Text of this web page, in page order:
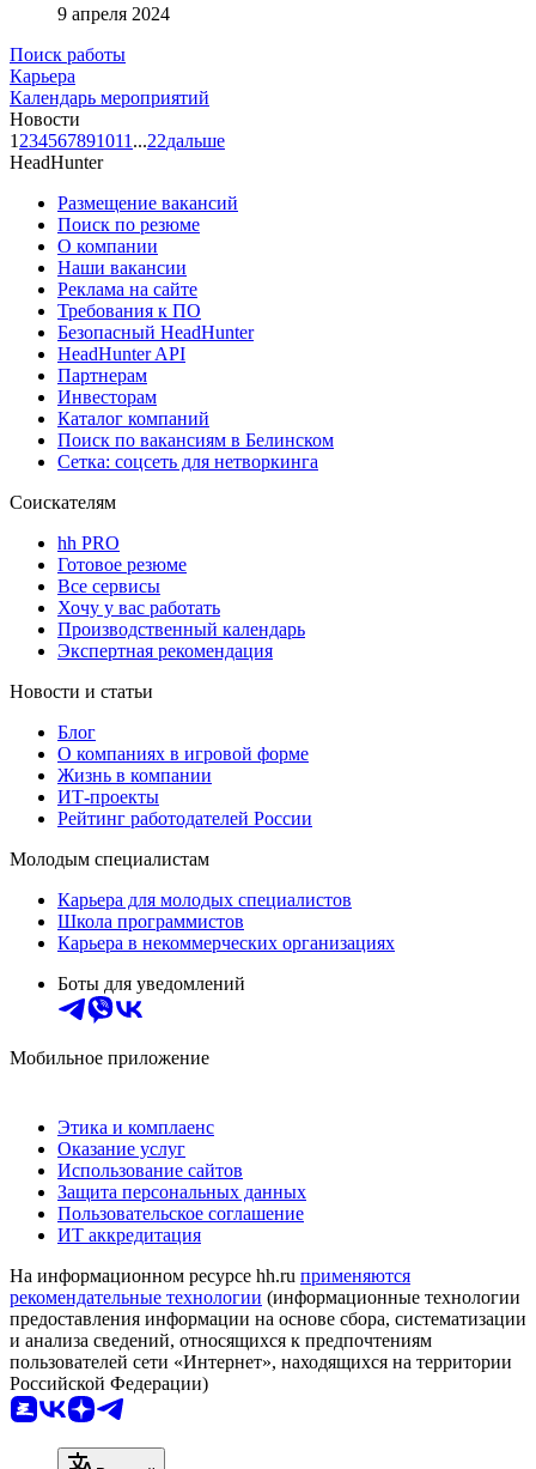
9 апреля 2024
Поиск работы
Карьера
Календарь мероприятий
Новости
1 234567891011 ...22дальше
HeadHunter
Размещение вакансий
Поиск по резюме
О компании
Наши вакансии
Реклама на сайте
Требования к ПО
Безопасный HeadHunter
HeadHunter API
Партнерам
Инвесторам
Каталог компаний
Поиск по вакансиям в Белинском
Сетка: соцсеть для нетворкинга
Соискателям
hh PRO
Готовое резюме
Все сервисы
Хочу у вас работать
Производственный календарь
Экспертная рекомендация
Новости и статьи
Блог
О компаниях в игровой форме
Жизнь в компании
ИТ-проекты
Рейтинг работодателей России
Молодым специалистам
Карьера для молодых специалистов
Школа программистов
Карьера в некоммерческих организациях
Боты для уведомлений
Мобильное приложение
Этика и комплаенс
Оказание услуг
Использование сайтов
Защита персональных данных
Пользовательское соглашение
ИТ аккредитация
На информационном ресурсе hh.ru применяются
рекомендательные технологии (информационные технологии
предоставления информации на основе сбора, систематизации
и анализа сведений, относящихся к предпочтениям
пользователей сети «Интернет», находящихся на территории
Российской Федерации)